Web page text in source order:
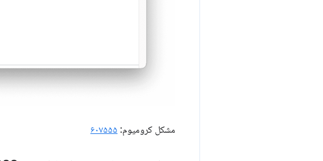
مشکل کرومیوم: ۶۰۷۵۵۵